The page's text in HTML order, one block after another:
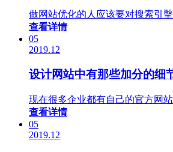
做网站优化的人应该要对搜索引
查看详情
05
2019.12
设计网站中有那些加分的细
现在很多企业都有自己的官方网
查看详情
05
2019.12